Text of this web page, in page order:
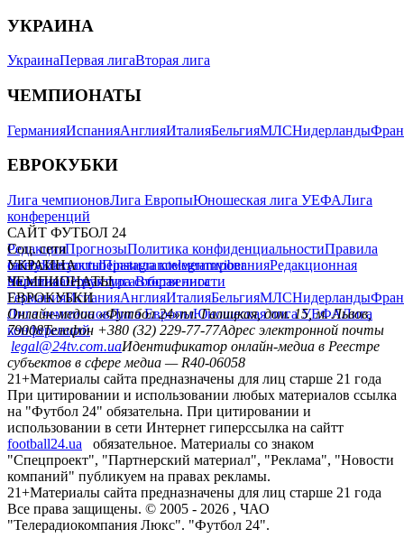
УКРАИНА
УкраинаПервая лигаВторая лига
ЧЕМПИОНАТЫ
ГерманияИспанияАнглияИталияБельгияМЛСНидерланды
ЕВРОКУБКИ
Лига чемпионовЛига ЕвропыЮношеская лига УЕФАЛига
конференций
САЙТ ФУТБОЛ 24
РедакцияПрогнозыПолитика конфиденциальностиПравила
сайтуКонтактыПравила комментированияРедакционная
политикаСтруктура собственности
Соц. сети
facebookxyoutubeinstagramtelegramviber
УКРАИНА
УкраинаПервая лигаВторая лига
ЧЕМПИОНАТЫ
ГерманияИспанияАнглияИталияБельгияМЛСНидерланды
ЕВРОКУБКИ
Лига чемпионовЛига ЕвропыЮношеская лига УЕФАЛига
конференций
Онлайн-медиа «Футбол 24»пл. Галицкая, дом. 15, м. Львов,
79008Телефон +380 (32) 229-77-77Адрес электронной почты
legal@24tv.com.uaИдентификатор онлайн-медиа в Реестре
субъектов в сфере медиа — R40-06058
21+Материалы сайта предназначены для лиц старше 21 года
При цитировании и использовании любых материалов ссылка
на "Футбол 24" обязательна. При цитировании и
использовании в сети Интернет гиперссылка на сайтт
football24.ua
обязательное. Материалы со знаком
"Спецпроект", "Партнерский материал", "Реклама", "Новости
компаний" публикуем на правах рекламы.
21+Материалы сайта предназначены для лиц старше 21 года
Все права защищены. © 2005 - 2026 , ЧАО
"Телерадиокомпания Люкс". "Футбол 24".